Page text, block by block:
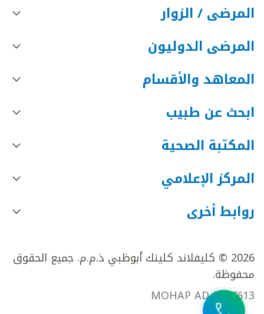
المرضى / الزوار
المرضى الدوليون
المعاهد والأقسام
ابحث عن طبيب
المكتبة الصحية
المركز الإعلامي
روابط أخرى
2026 © كليفلاند كلينك أبوظبي ذ.م.م. جميع الحقوق
محفوظة.
MOHAP AD FR27613